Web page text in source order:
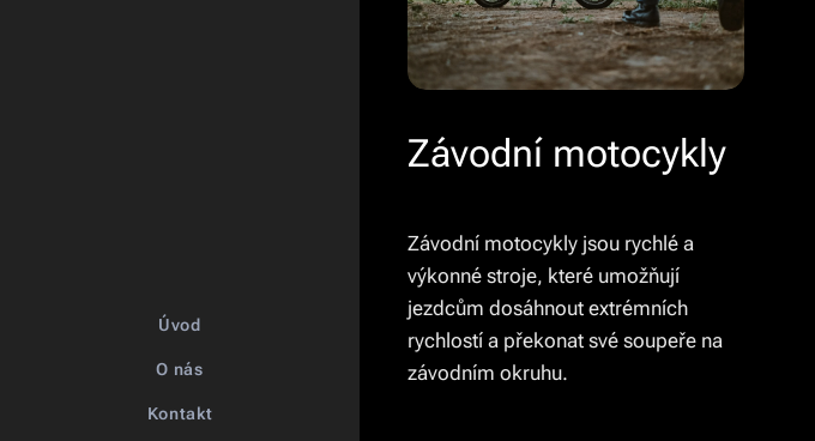
Úvod
O nás
Kontakt
Závodní motocykly
Závodní motocykly jsou rychlé a
výkonné stroje, které umožňují
jezdcům dosáhnout extrémních
rychlostí a překonat své soupeře na
závodním okruhu.